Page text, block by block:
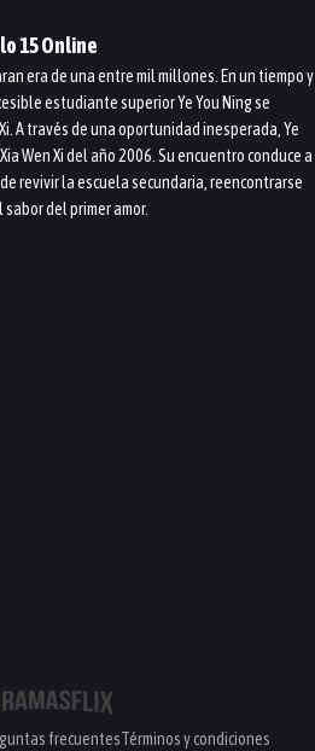
15Online
era de una entre mil millones. En un tiempo y
estudiante superior Ye You Ning se
A través de una oportunidad inesperada, Ye
Wen Xi del año 2006. Su encuentro conduce a
revivir la escuela secundaria, reencontrarse
del primer amor.
frecuentesTérminos y condiciones